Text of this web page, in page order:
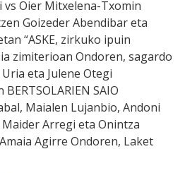
vs Oier Mitxelena-Txomin
Goizeder Abendibar eta
“ASKE, zirkuko ipuin
zimiterioan Ondoren, sagardo
eta Julene Otegi
SAIO
Maialen Lujanbio, Andoni
Arregi eta Onintza
Agirre Ondoren, Laket